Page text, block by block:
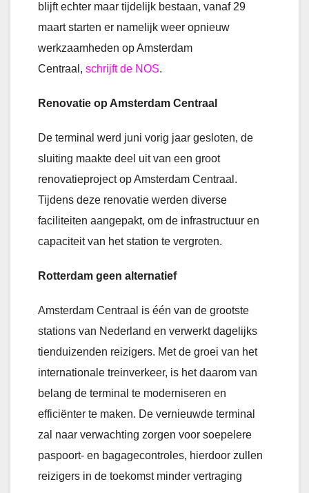
blijft echter maar tijdelijk bestaan, vanaf 29
maart starten er namelijk weer opnieuw
werkzaamheden op Amsterdam
Centraal, schrijft de NOS.
Renovatie op Amsterdam Centraal
De terminal werd juni vorig jaar gesloten, de
sluiting maakte deel uit van een groot
renovatieproject op Amsterdam Centraal.
Tijdens deze renovatie werden diverse
faciliteiten aangepakt, om de infrastructuur en
capaciteit van het station te vergroten.
Rotterdam geen alternatief
Amsterdam Centraal is één van de grootste
stations van Nederland en verwerkt dagelijks
tienduizenden reizigers. Met de groei van het
internationale treinverkeer, is het daarom van
belang de terminal te moderniseren en
efficiënter te maken. De vernieuwde terminal
zal naar verwachting zorgen voor soepelere
paspoort- en bagagecontroles, hierdoor zullen
reizigers in de toekomst minder vertraging